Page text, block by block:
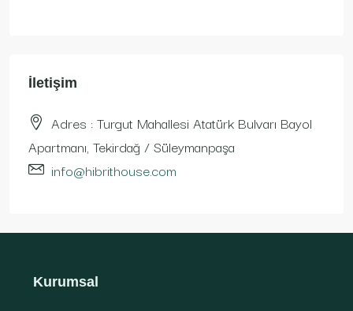
İletişim
Adres : Turgut Mahallesi Atatürk Bulvarı Bayol
Apartmanı, Tekirdağ / Süleymanpaşa
info@hibrithouse.com
Kurumsal